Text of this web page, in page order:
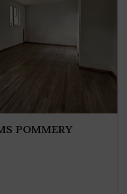
POMMERY